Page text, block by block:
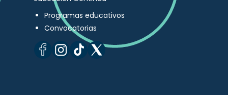
Programas educativos
Convocatorias